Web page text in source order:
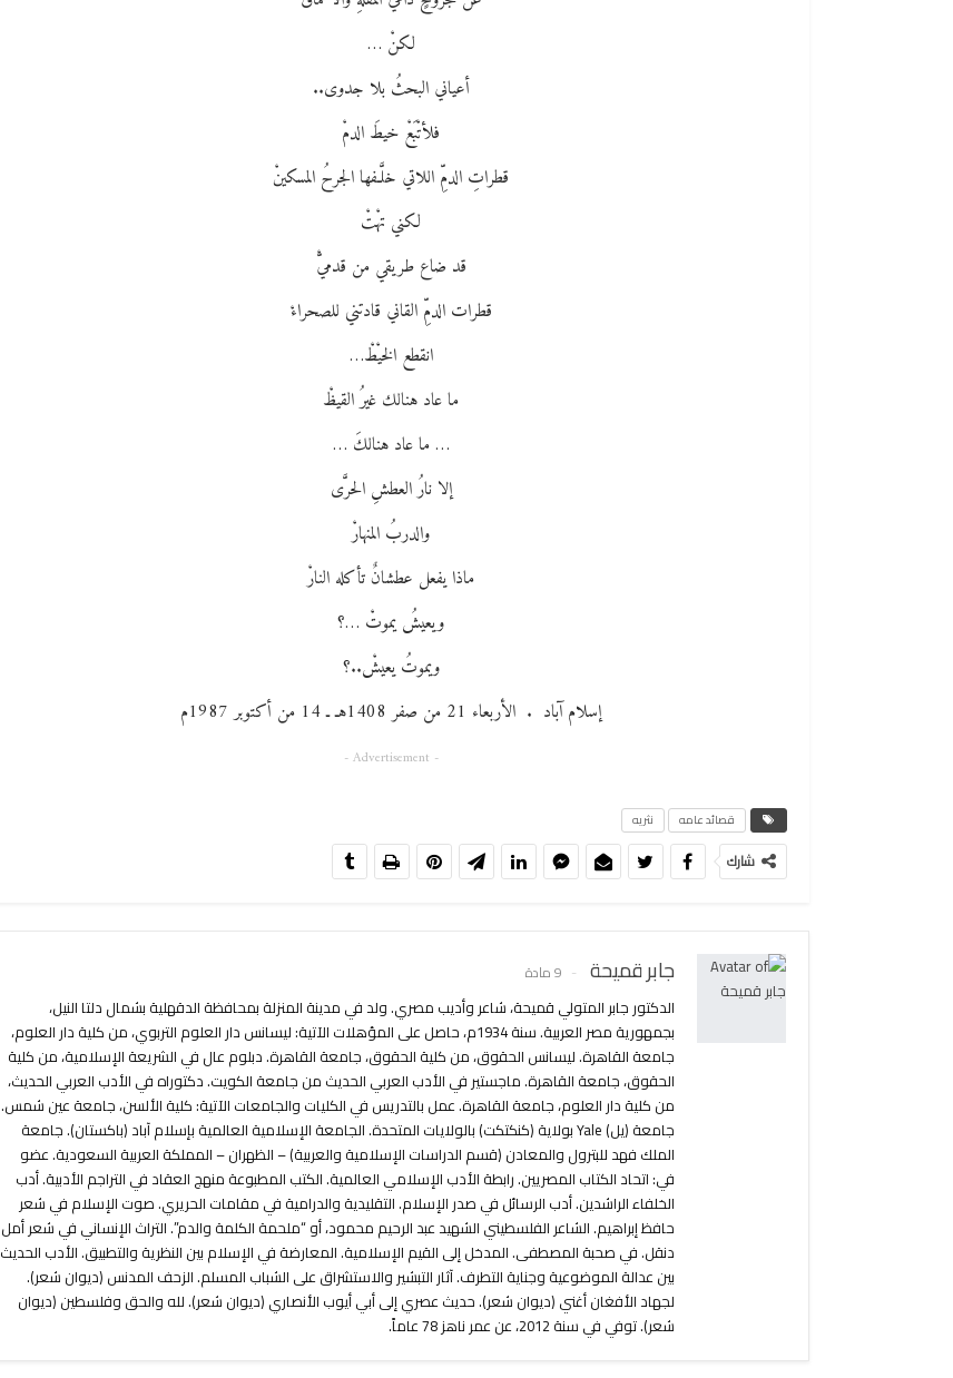
لكنْ …
أعياني البحثُ بلا جدوى..
فلأتْبَعْ خيطَ الدمْ
قطراتِ الدمِّ اللاتي خلَّـفها الجرحُ المسكينْ
لكني تهْتْ
قد ضاع طريقي من قدميّْ
قطرات الدمِّ القاني قادتني للصحراءْ
انقطع الخيْطْ…
ما عاد هنالك غيرُ القيظْ
… ما عاد هنالكَ …
إلا نارُ العطشِ الحرَّى
والدربُ المنهارْ
ماذا يفعل عطشانٌ تأكله النارْ
ويعيشُ يموتْ …؟
ويموتُ يعيشْ..؟
إسلام آباد . الأربعاء 21 من صفر 1408هـ ـ 14 من أكتوبر 1987م
- Advertisement -
قصائد عامه نثريه
شارك
جابر قميحة 9 مادة
الدكتور جابر المتولي قميحة، شاعر وأديب مصري. ولد في مدينة المنزلة بمحافظة الدقهلية بشمال دلتا النيل،
بجمهورية مصر العربية. سنة 1934م، حاصل على المؤهلات الآتية: ليسانس دار العلوم التربوي، من كلية دار العلوم،
جامعة القاهرة. ليسانس الحقوق، من كلية الحقوق، جامعة القاهرة. دبلوم عال في الشريعة الإسلامية، من كلية
الحقوق، جامعة القاهرة. ماجستير في الأدب العربي الحديث من جامعة الكويت. دكتوراه في الأدب العربي الحديث،
من كلية دار العلوم، جامعة القاهرة. عمل بالتدريس في الكليات والجامعات الآتية: كلية الألسن، جامعة عين شمس.
جامعة (يل) Yale بولاية (كنكتكت) بالولايات المتحدة. الجامعة الإسلامية العالمية بإسلام آباد (باكستان). جامعة
الملك فهد للبترول والمعادن (قسم الدراسات الإسلامية والعربية) – الظهران – المملكة العربية السعودية. عضو
في: اتحاد الكتاب المصريين. رابطة الأدب الإسلامي العالمية. الكتب المطبوعة منهج العقاد في التراجم الأدبية. أدب
الخلفاء الراشدين. أدب الرسائل في صدر الإسلام. التقليدية والدرامية في مقامات الحريري. صوت الإسلام في شعر
حافظ إبراهيم. الشاعر الفلسطيني الشهيد عبد الرحيم محمود، أو “ملحمة الكلمة والدم”. التراث الإنساني في شعر أمل
دنقل. في صحبة المصطفى. المدخل إلى القيم الإسلامية. المعارضة في الإسلام بين النظرية والتطبيق. الأدب الحديث
بين عدالة الموضوعية وجناية التطرف. آثار التبشير والاستشراق على الشباب المسلم. الزحف المدنس (ديوان شعر).
لجهاد الأفغان أغني (ديوان شعر). حديث عصري إلى أبي أيوب الأنصاري (ديوان شعر). لله والحق وفلسطين (ديوان
شعر). توفي في سنة 2012، عن عمر ناهز 78 عاماً.